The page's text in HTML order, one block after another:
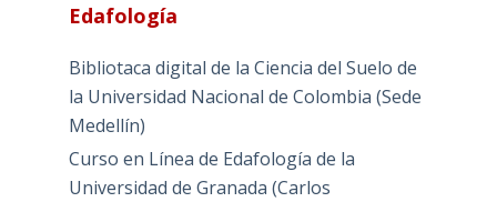
Edafología
Bibliotaca digital de la Ciencia del Suelo de
la Universidad Nacional de Colombia (Sede
Medellín)
Curso en Línea de Edafología de la
Universidad de Granada (Carlos